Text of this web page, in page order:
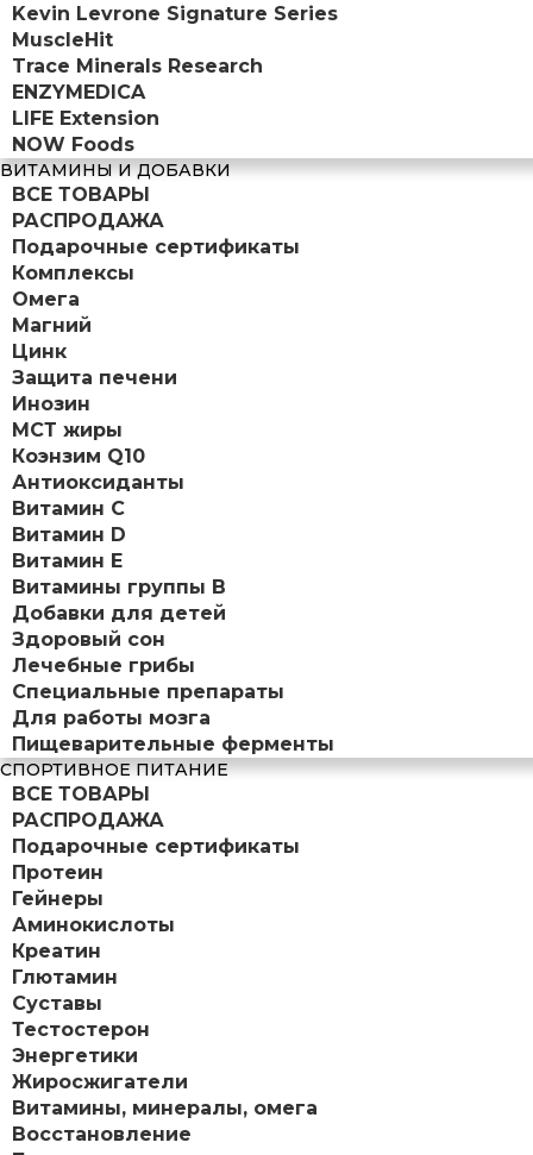
Kevin Levrone Signature Series
MuscleHit
Trace Minerals Research
ENZYMEDICA
LIFE Extension
NOW Foods
ВИТАМИНЫ И ДОБАВКИ
ВСЕ ТОВАРЫ
РАСПРОДАЖА
Подарочные сертификаты
Комплексы
Омега
Магний
Цинк
Защита печени
Инозин
МСТ жиры
Коэнзим Q10
Антиоксиданты
Витамин С
Витамин D
Витамин Е
Витамины группы B
Добавки для детей
Здоровый сон
Лечебные грибы
Специальные препараты
Для работы мозга
Пищеварительные ферменты
СПОРТИВНОЕ ПИТАНИЕ
ВСЕ ТОВАРЫ
РАСПРОДАЖА
Подарочные сертификаты
Протеин
Гейнеры
Аминокислоты
Креатин
Глютамин
Суставы
Тестостерон
Энергетики
Жиросжигатели
Витамины, минералы, омега
Восстановление